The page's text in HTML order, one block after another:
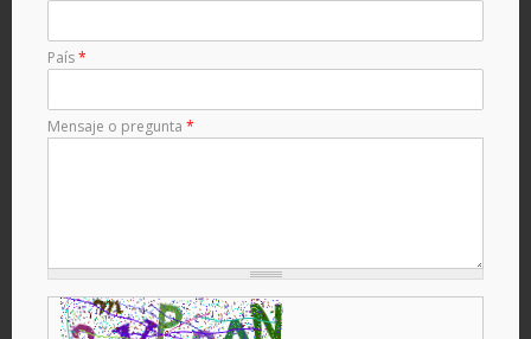
País*
Mensaje o pregunta *